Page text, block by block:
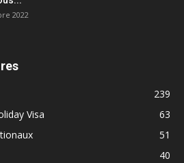
2022
239
Visa
63
51
40